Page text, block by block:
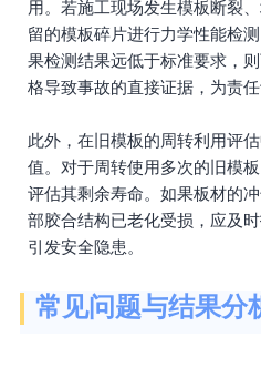
用。若施工现场发生模板断裂
留的模板碎片进行力学性能检
果检测结果远低于标准要求，
格导致事故的直接证据，为责任
此外，在旧模板的周转利用评
值。对于周转使用多次的旧模
评估其剩余寿命。如果板材的
部胶合结构已老化受损，应及
引发安全隐患。
常见问题与结果分